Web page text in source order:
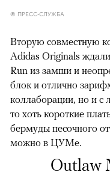
© ПРЕСС-СЛУЖБА
Вторую совместную
Adidas Originals
Run из замши и
блок и отлично
коллаборации, но и с
то хоть короткие
бермуды песочного
можно в ЦУМе.
Outlaw